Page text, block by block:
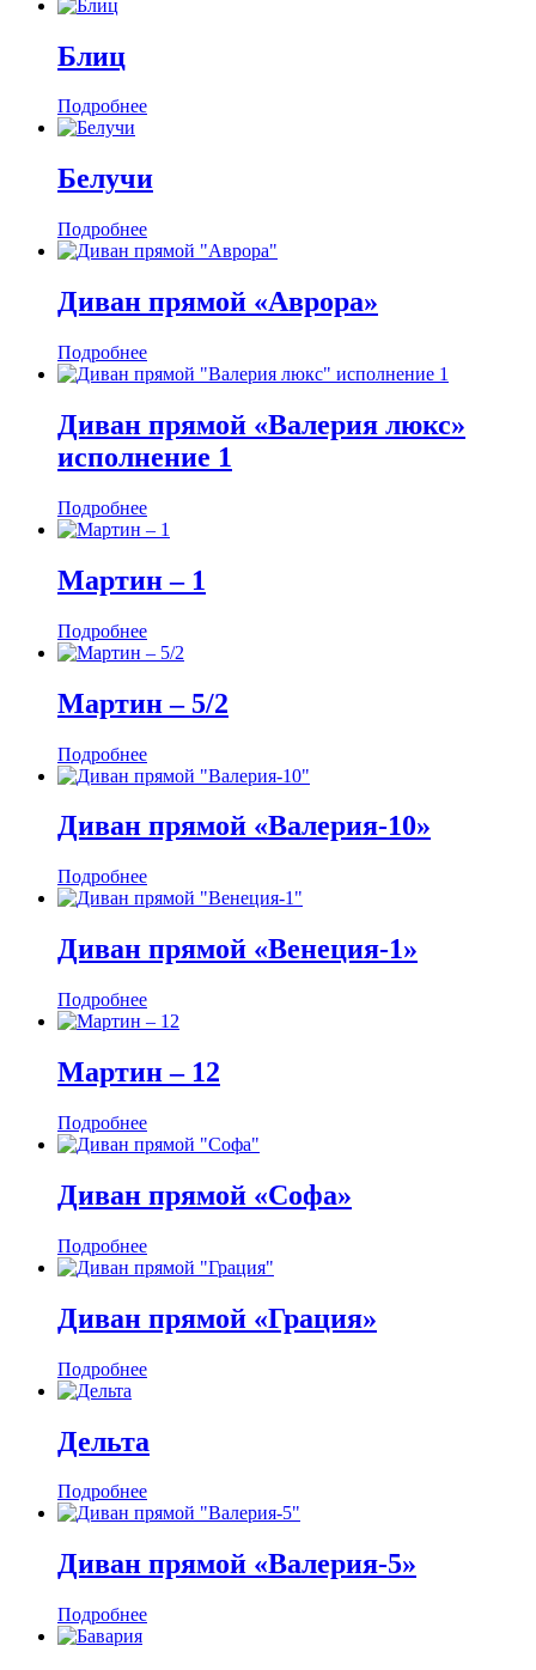
Блиц
Подробнее
Белучи
Подробнее
Диван прямой «Аврора»
Подробнее
Диван прямой «Валерия люкс»
исполнение 1
Подробнее
Мартин ‒ 1
Подробнее
Мартин ‒ 5/2
Подробнее
Диван прямой «Валерия-10»
Подробнее
Диван прямой «Венеция-1»
Подробнее
Мартин ‒ 12
Подробнее
Диван прямой «Софа»
Подробнее
Диван прямой «Грация»
Подробнее
Дельта
Подробнее
Диван прямой «Валерия-5»
Подробнее